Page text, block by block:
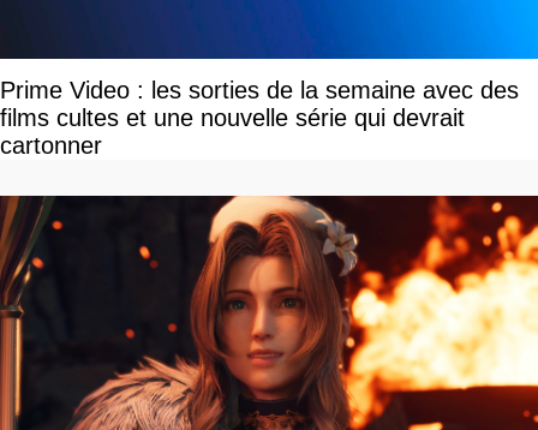
Prime Video : les sorties de la semaine avec des
films cultes et une nouvelle série qui devrait
cartonner